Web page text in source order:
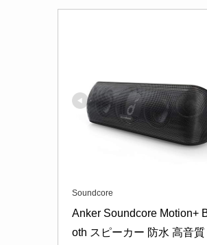
Soundcore
Anker Soundcore Motion+
oth スピーカー 防水 高音